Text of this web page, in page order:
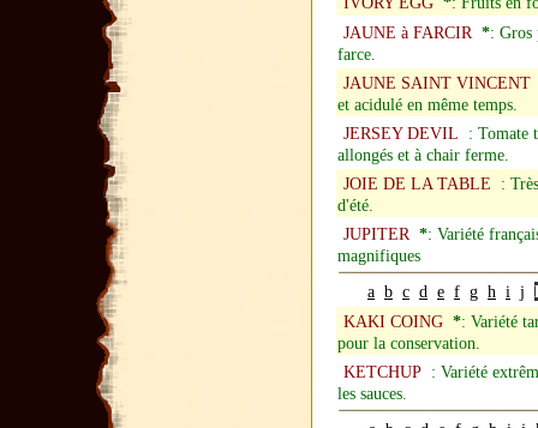
JAUNE à FARCIR *: Gros
farce.
JAUNE SAINT VINCENT
et acidulé en même temps.
JERSEY DEVIL : Tomate
allongés et à chair ferme.
JOIE DE LA TABLE :
d'été.
JUPITER *: Variété
magnifiques
a b c d e f g h i j
KAKI COING *: Variété
pour la conservation.
KETCHUP : Variété
les sauces.